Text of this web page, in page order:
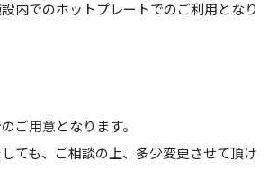
内でのホットプレートでのご利用となり
ご用意となります。
ても、ご相談の上、多少変更させて頂け